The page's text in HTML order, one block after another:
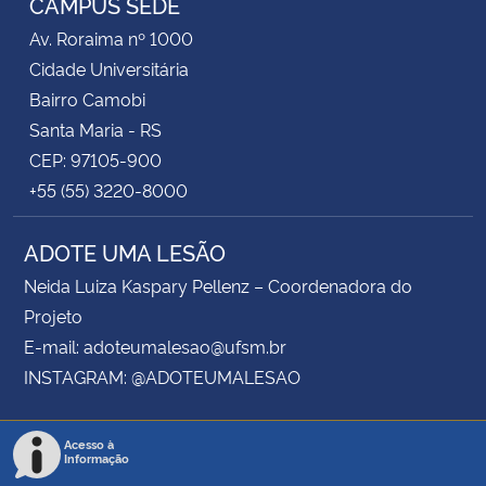
Secretaria-Geral
Secretaria de Governo
Gabinete de Segurança Institucional
Advocacia-Geral da União
Banco Central do Brasil
Planalto
Av. Roraima nº 1000
Cidade Universitária
Bairro Camobi
Santa Maria - RS
CEP: 97105-900
+55 (55) 3220-8000
ADOTE UMA LESÃO
Neida Luiza Kaspary Pellenz – Coordenadora do
Projeto
E-mail: adoteumalesao@ufsm.br
INSTAGRAM: @ADOTEUMALESAO
Acesso à
Informação